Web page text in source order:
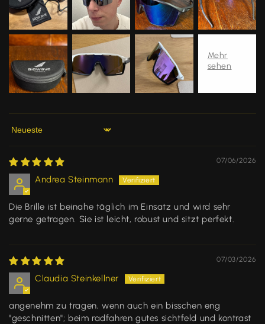
Sort by
07/06/2026
Andrea Steinmann
Die Brille ist beinahe täglich im Einsatz und wird sehr
gerne getragen. Sie ist leicht, robust und sitzt perfekt.
07/03/2026
Claudia Steinkellner
angenehm zu tragen, wenn auch ein bisschen eng
"geschnitten"; beim radfahren gutes sichtfeld und kontrast